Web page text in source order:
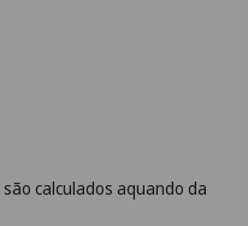
são calculados aquando da